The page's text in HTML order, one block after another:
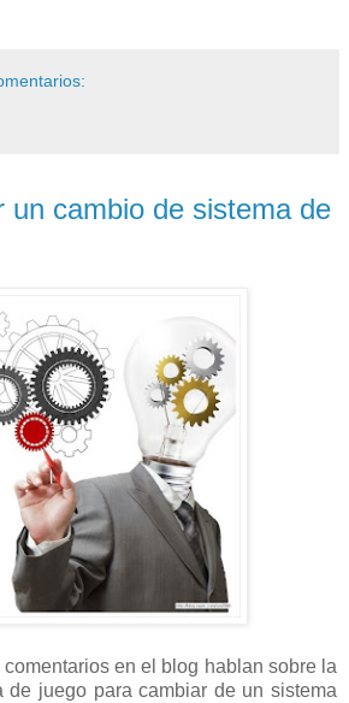
un cambio de sistema de
en el blog hablan sobre la
de juego para cambiar de un sistema